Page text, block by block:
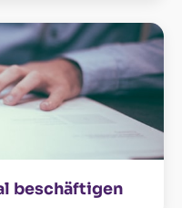
beschäftigen